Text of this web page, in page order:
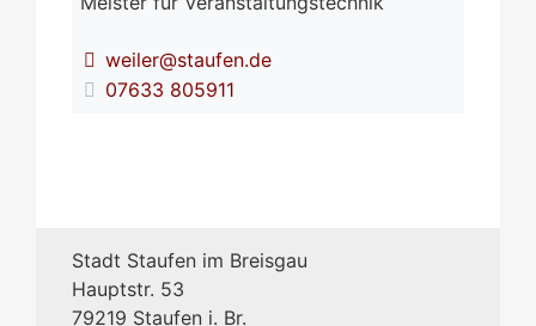
weiler@staufen.de
07633 805911
Stadt Staufen im Breisgau
Hauptstr. 53
79219 Staufen i. Br.